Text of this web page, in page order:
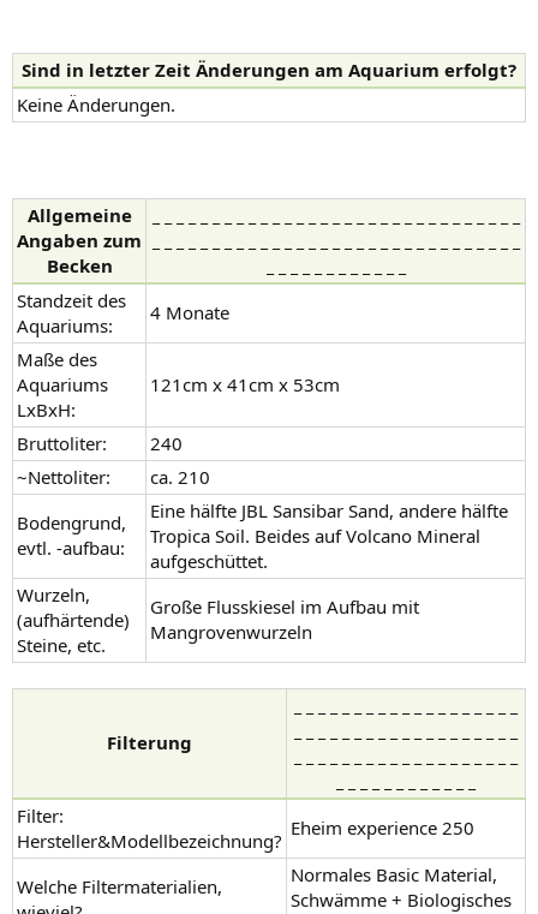
Sind in letzter Zeit Änderungen am Aquarium erfolgt?
Keine Änderungen.
Allgemeine
Angaben zum
Becken
Standzeit des
Aquariums:
4 Monate
Maße des
Aquariums
LxBxH:
121cm x 41cm x 53cm
Bruttoliter:
240
~Nettoliter:
ca. 210
Bodengrund,
evtl. -aufbau:
Eine hälfte JBL Sansibar Sand, andere hälfte
Tropica Soil. Beides auf Volcano Mineral
aufgeschüttet.
Wurzeln,
(aufhärtende)
Steine, etc.
Große Flusskiesel im Aufbau mit
Mangrovenwurzeln
Filterung
Filter:
Hersteller&Modellbezeichnung?
Eheim experience 250
Welche Filtermaterialien,
Normales Basic Material,
Schwämme + Biologisches